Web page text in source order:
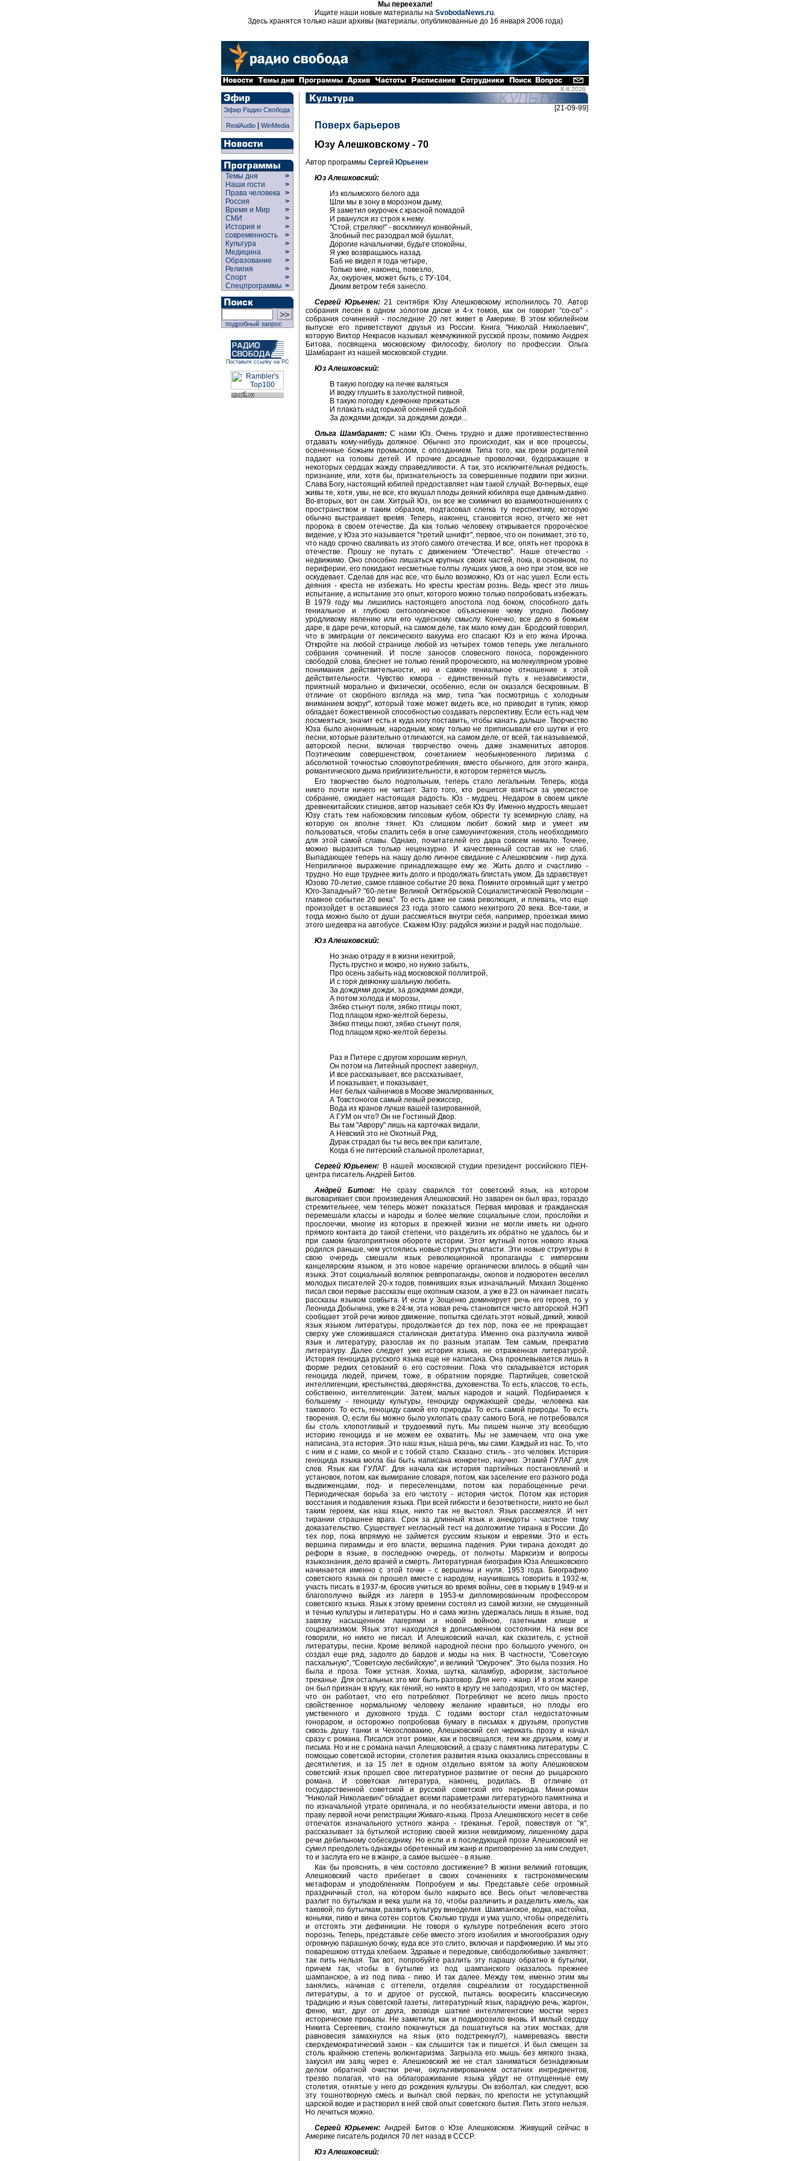
Мы переехали!
Ищите наши новые материалы на SvobodaNews.ru.
Здесь хранятся только наши архивы (материалы, опубликованные до 16 января 2006 года)
8.8.2026
Эфир Радио Свобода
RealAudio| WinMedia
Темы дня
>
Наши гости
>
Права человека >
Россия
>
Время и Мир
>
СМИ
>
История и
современность
>
>
Культура
>
Медицина
>
Образование
>
Религия
>
Спорт
>
Спецпрограммы >
подробный запрос
Поставьте ссылку на РС
[21-09-99]
Поверх барьеров
Юзу Алешковскому - 70
Автор программы Сергей Юрьенен
Юз Алешковский:
Из колымского белого ада
Шли мы в зону в морозном дыму,
Я заметил окурочек с красной помадой
И рванулся из строя к нему.
"Стой, стреляю!" - воскликнул конвойный,
Злобный пес разодрал мой бушлат,
Дорогие начальнички, будьте спокойны,
Я уже возвращаюсь назад.
Баб не видел я года четыре,
Только мне, наконец, повезло,
Ах, окурочек, может быть, с ТУ-104,
Диким ветром тебя занесло.
Сергей Юрьенен:21 сентября Юзу Алешковскому исполнилось 70. Автор
собрания песен в одном золотом диске и 4-х томов, как он говорит "со-со" -
собрания сочинений - последние 20 лет живет в Америке. В этом юбилейном
выпуске его приветствуют друзья из России. Книга "Николай Николаевич",
которую Виктор Некрасов называл жемчужинкой русской прозы, помимо Андрея
Битова, посвящена московскому философу, биологу по профессии. Ольга
Шамбарант из нашей московской студии.
Юз Алешковский:
В такую погодку на печке валяться
И водку глушить в захолустной пивной,
В такую погодку к девчонке прижаться
И плакать над горькой осенней судьбой.
За дождями дожди, за дождями дожди...
Ольга Шамбарант:С нами Юз. Очень трудно и даже противоестественно
отдавать кому-нибудь должное. Обычно это происходит, как и все процессы,
осененные божьим промыслом, с опозданием. Типа того, как грехи родителей
падают на головы детей. И прочие досадные проволочки, будоражащие в
некоторых сердцах жажду справедливости. А так, это исключительная редкость,
признание, или, хотя бы, признательность за совершенные подвиги при жизни.
Слава Богу, настоящий юбилей предоставляет нам такой случай. Во-первых, еще
живы те, хотя, увы, не все, кто вкушал плоды деяний юбиляра еще давным-давно.
Во-вторых, вот он сам. Хитрый Юз, он все же схимичил во взаимоотношениях с
пространством и таким образом, подтасовал слегка ту перспективу, которую
обычно выстраивает время. Теперь, наконец, становится ясно, отчего же нет
пророка в своем отечестве. Да как только человеку открывается пророческое
видение, у Юза это называется "третий шнифт", первое, что он понимает, это то,
что надо срочно сваливать из этого самого отечества. И все, опять нет пророка в
отечестве. Прошу не путать с движением "Отечество". Наше отечество -
недвижимо. Оно способно лишаться крупных своих частей, пока, в основном, по
периферии, его покидают несметные толпы лучших умов, а оно при этом, все не
оскудевает. Сделав для нас все, что было возможно, Юз от нас ушел. Если есть
деяния - креста не избежать. Но кресты крестам рознь. Ведь крест это лишь
испытание, а испытание это опыт, которого можно только попробовать избежать.
В 1979 году мы лишились настоящего апостола под боком, способного дать
гениальное и глубоко онтологическое объяснение чему угодно. Любому
уродливому явлению или его чудесному смыслу. Конечно, все дело в божьем
даре, в даре речи, который, на самом деле, так мало кому дан. Бродский говорил,
что в эмиграции от лексического вакуума его спасают Юз и его жена Ирочка.
Откройте на любой странице любой из четырех томов теперь уже легального
собрания сочинений. И после заносов словесного поноса, порожденного
свободой слова, блеснет не только гений пророческого, на молекулярном уровне
понимания действительности, но и самое гениальное отношение к этой
действительности. Чувство юмора - единственный путь к независимости,
приятный морально и физически, особенно, если он оказался бескровным. В
отличие от скорбного взгляда на мир, типа "как посмотришь с холодным
вниманием вокруг", который тоже может видеть все, но приводит в тупик, юмор
обладает божественной способностью создавать перспективу. Если есть над чем
посмеяться, значит есть и куда ногу поставить, чтобы канать дальше. Творчество
Юза было анонимным, народным, кому только не приписывали его шутки и его
песни, которые разительно отличаются, на самом деле, от всей, так называемой,
авторской песни, включая творчество очень даже знаменитых авторов.
Поэтическим совершенством, сочетанием необыкновенного лиризма с
абсолютной точностью словоупотребления, вместо обычного, для этого жанра,
романтического дыма приблизительности, в котором теряется мысль.
Его творчество было подпольным, теперь стало легальным. Теперь, когда
никто почти ничего не читает. Зато того, кто решится взяться за увесистое
собрание, ожидает настоящая радость. Юз - мудрец. Недаром в своем цикле
древнекитайских стишков, автор называет себя Юз Фу. Именно мудрость мешает
Юзу стать тем набоковским гипсовым кубом, обрести ту всемирную славу, на
которую он вполне тянет. Юз слишком любит божий мир и умеет им
пользоваться, чтобы спалить себя в огне самоуничтожения, столь необходимого
для этой самой славы. Однако, почитателей его дара совсем немало. Точнее,
можно выразиться только нецензурно. И качественный состав их не слаб.
Выпадающее теперь на нашу долю личное свидание с Алешковским - пир духа.
Неприличное выражение принадлежащее ему же. Жить долго и счастливо -
трудно. Но еще труднее жить долго и продолжать блистать умом. Да здравствует
Юзово 70-летие, самое главное событие 20 века. Помните огромный щит у метро
Юго-Западный? "60-летие Великой Октябрьской Социалистической Революции -
главное событие 20 века". То есть даже не сама революция, и плевать, что еще
произойдет в оставшиеся 23 года этого самого нехитрого 20 века. Все-таки, и
тогда можно было от души рассмеяться внутри себя, например, проезжая мимо
этого шедевра на автобусе. Скажем Юзу: радуйся жизни и радуй нас подольше.
Юз Алешковский:
Но знаю отраду я в жизни нехитрой,
Пусть грустно и мокро, но нужно забыть,
Про осень забыть над московской поллитрой,
И с горя девчонку шальную любить.
За дождями дожди, за дождями дожди,
А потом холода и морозы,
Зябко стынут поля, зябко птицы поют,
Под плащом ярко-желтой березы,
Зябко птицы поют, зябко стынут поля,
Под плащом ярко-желтой березы.
Раз я Питере с другом хорошим кернул,
Он потом на Литейный проспект завернул,
И все рассказывает, все рассказывает,
И показывает, и показывает,
Нет белых чайничков в Москве эмалированных,
А Товстоногов самый левый режиссер,
Вода из кранов лучше вашей газированной,
А ГУМ он что? Он не Гостиный Двор.
Вы там "Аврору" лишь на карточках видали,
А Невский это не Охотный Ряд,
Дурак страдал бы ты весь век при капитале,
Когда б не питерский стальной пролетариат,
Сергей Юрьенен: В нашей московской студии президент российского ПЕН-
центра писатель Андрей Битов.
Андрей Битов:Не сразу сварился тот советский язык, на котором
выговаривает свои произведения Алешковский. Но заварен он был враз, гораздо
стремительнее, чем теперь может показаться. Первая мировая и гражданская
перемешали классы и народы и более мелкие социальные слои, прослойки и
прослоечки, многие из которых в прежней жизни не могли иметь ни одного
прямого контакта до такой степени, что разделить их обратно не удалось бы и
при самом благоприятном обороте истории. Этот мутный поток нового языка
родился раньше, чем устоялись новые структуры власти. Эти новые структуры в
свою очередь смешали язык революционной пропаганды с имперским
канцелярским языком, и это новое наречие органически влилось в общий чан
языка. Этот социальный воляпюк ревпропаганды, окопов и подворотен веселил
молодых писателей 20-х годов, помнивших язык изначальный. Михаил Зощенко
писал свои первые рассказы еще окопным сказом, а уже в 23 он начинает писать
рассказы языком совбыта. И если у Зощенко доминирует речь его героев, то у
Леонида Добычина, уже в 24-м, эта новая речь становится чисто авторской. НЭП
сообщает этой речи живое движение, попытка сделать этот новый, дикий, живой
язык языком литературы, продолжается до тех пор, пока ее не прекращает
сверху уже сложившаяся сталинская диктатура. Именно она разлучила живой
язык и литературу, разослав их по разным этапам. Тем самым, прекратив
литературу. Далее следует уже история языка, не отраженная литературой.
История геноцида русского языка еще не написана. Она проклевывается лишь в
форме редких сетований о его состоянии. Пока что складывается история
геноцида людей, причем, тоже, в обратном порядке. Партийцев, советской
интеллигенции, крестьянства, дворянства, духовенства. То есть, классов, то есть,
собственно, интеллигенции. Затем, малых народов и наций. Подбираемся к
большему - геноциду культуры, геноциду окружающей среды, человека как
такового. То есть, геноциду самой его природы. То есть самой природы. То есть
творения. О, если бы можно было ухлопать сразу самого Бога, не потребовался
бы столь хлопотливый и трудоемкий путь. Мы пишем нынче эту всеобщую
историю геноцида и не можем ее охватить. Мы не замечаем, что она уже
написана, эта история. Это наш язык, наша речь, мы сами. Каждый из нас. То, что
с ним и с нами, со мной и с тобой стало. Сказано: стиль - это человек. История
геноцида языка могла бы быть написана конкретно, научно. Этакий ГУЛАГ для
слов. Язык как ГУЛАГ. Для начала как история партийных постановлений и
установок, потом, как вымирание словаря, потом, как заселение его разного рода
выдвиженцами, под- и переселенцами, потом как порабощенные речи.
Периодическая борьба за его чистоту - история чисток. Потом как история
восстания и подавления языка. При всей гибкости и безответности, никто не был
таким героем, как наш язык, никто так не выстоял. Язык рассмеялся. И нет
тирании страшнее врага. Срок за длинный язык и анекдоты - частное тому
доказательство. Существует негласный тест на долгожитие тирана в России. До
тех пор, пока впрямую не займется русским языком и евреями. Это и есть
вершина пирамиды и его власти, вершина падения. Руки тирана доходят до
реформ в языке, в последнюю очередь, от полноты. Марксизм и вопросы
языкознания, дело врачей и смерть. Литературная биография Юза Алешковского
начинается именно с этой точки - с вершины и нуля. 1953 года. Биографию
советского языка он прошел вместе с народом, научившись говорить в 1932-м,
участь писать в 1937-м, бросив учиться во время войны, сев в тюрьму в 1949-м и
благополучно выйдя из лагеря в 1953-м дипломированным профессором
советского языка. Язык к этому времени состоял из самой жизни, не смущенный
и тенью культуры и литературы. Но и сама жизнь удержалась лишь в языке, под
завязку насыщенном лагерями и новой войною, газетными клише и
соцреализмом. Язык этот находился в дописьменном состоянии. На нем все
говорили, но никто не писал. И Алешковский начал, как сказитель, с устной
литературы, песни. Кроме великой народной песни про большого ученого, он
создал еще ряд, задолго до бардов и моды на них. В частности, "Советскую
пасхальную", "Советскую лесбийскую", и великий "Окурочек". Это была поэзия. Но
была и проза. Тоже устная. Хохма, шутка, каламбур, афоризм, застольное
треканье. Для остальных это мог быть разговор. Для него - жанр. И в этом жанре
он был признан в кругу, как гений, но никто в кругу не заподозрил, что он мастер,
что он работает, что его потребляют. Потребляют не всего лишь просто
свойственное нормальному человеку желание нравиться, но плоды его
умственного и духовного труда. С годами восторг стал недостаточным
гонораром, и осторожно попробовав бумагу в письмах к друзьям, пропустив
сквозь душу танки и Чехословакию, Алешковский сел чирикать прозу и начал
сразу с романа. Писался этот роман, как и посвящался, тем же друзьям, кому и
письма. Но и не с романа начал Алешковский, а сразу с памятника литературы. С
помощью советской истории, столетия развития языка оказались спрессованы в
десятилетия, и за 15 лет в одном отдельно взятом за жопу Алешковском
советский язык прошел свое литературное развитие от песни до рыцарского
романа. И советская литература, наконец, родилась. В отличие от
государственной советской и русской советской его периода. Мини-роман
"Николай Николаевич" обладает всеми параметрами литературного памятника и
по изначальной утрате оригинала, и по необязательности имени автора, и по
праву первой ночи регистрации Живаго-языка. Проза Алешковского несет в себе
отпечаток изначального устного жанра - треканья. Герой, повествуя от "я",
рассказывает за бутылкой историю своей жизни невидимому, лишенному дара
речи дебильному собеседнику. Но если и в последующей прозе Алешковский не
сумел преодолеть однажды обретенный им жанр и приговоренно за ним следует,
то и заслуга его не в жанре, а самое высшее - в языке.
Как бы прояснить, в чем состояло достижение? В жизни великий готовщик,
Алешковский часто прибегает в своих сочинениях к гастрономическим
метафорам и уподоблениям. Попробуем и мы. Представьте себе огромный
праздничный стол, на котором было накрыто все. Весь опыт человечества
разлит по бутылкам и века ушли на то, чтобы различить и разделить хмель, как
таковой, по бутылкам, развить культуру виноделия. Шампанское, водка, настойка,
коньяки, пиво и вина сотен сортов. Сколько труда и ума ушло, чтобы определить
и отстоять эти дефиниции. Не говоря о культуре потребления всего этого
порознь. Теперь, представьте себе вместо этого изобилия и многообразия одну
огромную парашную бочку, куда все это слито, включая и парфюмерию. И мы это
поварешкою оттуда хлебаем. Здравые и передовые, свободолюбивые заявляют:
так пить нельзя. Так вот, попробуйте разлить эту парашу обратно в бутылки,
причем так, чтобы в бутылке из под шампанского оказалось прежнее
шампанское, а из под пива - пиво. И так далее. Между тем, именно этим мы
занялись, начиная с оттепели, отделяя соцреализм от государственной
литературы, а то и другое от русской, пытаясь воскресить классическую
традицию и язык советской газеты, литературный язык, парадную речь, жаргон,
феню, мат, друг от друга, возводя шаткие интеллигентские мостки через
исторические провалы. Не заметили, как и подморозило вновь. И милый сердцу
Никита Сергеевич, стоило покачнуться да пошатнуться на этих мостках, для
равновесия замахнулся на язык (кто подстрекнул?), намереваясь ввести
сверхдемократический закон - как слышится так и пишется. И был смещен за
столь крайнюю степень волюнтаризма. Загрызла его мышь без мягкого знака,
закусил им заяц через е. Алешковский же не стал заниматься безнадежным
делом обратной очистки речи, окультивированием остатних ингредиентов,
трезво полагая, что на облагораживание языка уйдут не отпущенные ему
столетия, отнятые у него до рождения культуры. Он взболтал, как следует, всю
эту тошнотворную смесь и выгнал свой первач, по крепости не уступающий
царской водке и растворил в ней свой опыт советского бытия. Пить этого нельзя.
Но лечиться можно.
Сергей Юрьенен: Андрей Битов о Юзе Алешковском. Живущий сейчас в
Америке писатель родился 70 лет назад в СССР.
Юз Алешковский: